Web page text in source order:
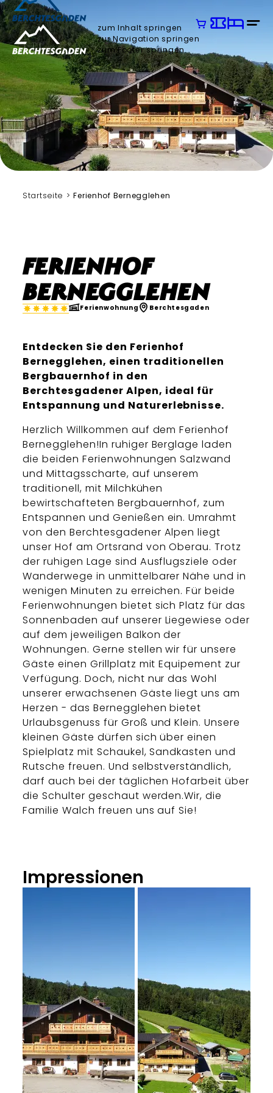
zum Inhalt springen
zur Navigation springen
zum Footer springen
Startseite Ferienhof Bernegglehen
Ferienhof
Bernegglehen
Ferienwohnung Berchtesgaden
Entdecken Sie den Ferienhof
Bernegglehen, einen traditionellen
Bergbauernhof in den
Berchtesgadener Alpen, ideal für
Entspannung und Naturerlebnisse.
Herzlich Willkommen auf dem Ferienhof
Bernegglehen!In ruhiger Berglage laden
die beiden Ferienwohnungen Salzwand
und Mittagsscharte, auf unserem
traditionell, mit Milchkühen
bewirtschafteten Bergbauernhof, zum
Entspannen und Genießen ein. Umrahmt
von den Berchtesgadener Alpen liegt
unser Hof am Ortsrand von Oberau. Trotz
der ruhigen Lage sind Ausflugsziele oder
Wanderwege in unmittelbarer Nähe und in
wenigen Minuten zu erreichen. Für beide
Ferienwohnungen bietet sich Platz für das
Sonnenbaden auf unserer Liegewiese oder
auf dem jeweiligen Balkon der
Wohnungen. Gerne stellen wir für unsere
Gäste einen Grillplatz mit Equipement zur
Verfügung. Doch, nicht nur das Wohl
unserer erwachsenen Gäste liegt uns am
Herzen - das Bernegglehen bietet
Urlaubsgenuss für Groß und Klein. Unsere
kleinen Gäste dürfen sich über einen
Spielplatz mit Schaukel, Sandkasten und
Rutsche freuen. Und selbstverständlich,
darf auch bei der täglichen Hofarbeit über
die Schulter geschaut werden.Wir, die
Familie Walch freuen uns auf Sie!
Impressionen